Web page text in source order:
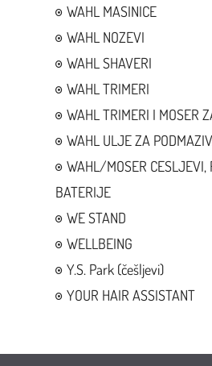
WAHL MASINICE
WAHL NOZEVI
WAHL SHAVERI
WAHL TRIMERI
WAHL TRIMERI I MOSER
WAHL ULJE ZA
WAHL/MOSER CESLJEVI,
BATERIJE
WE STAND
WELLBEING
Y.S. Park (češljevi)
YOUR HAIR ASSISTANT